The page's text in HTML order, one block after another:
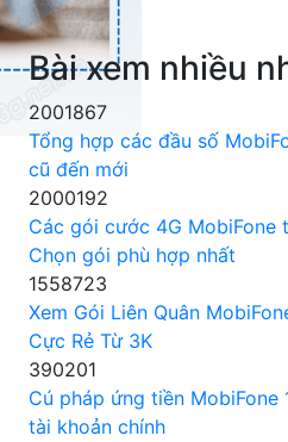
Bài xem nhiều
2001867
Tổng hợp các đầu số
cũ đến mới
2000192
Các gói cước 4G MobiFone
Chọn gói phù hợp nhất
1558723
Xem Gói Liên Quân
Cực Rẻ Từ 3K
390201
Cú pháp ứng tiền MobiFone
tài khoản chính